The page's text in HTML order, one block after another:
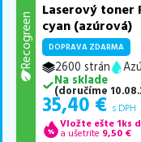
Recogreen
Laserový toner
cyan (azúrová)
DOPRAVA ZDARMA
2600 strán
Na sklade
(doručíme
35,40 € s DPH
Vložte ešte 1ks
a ušetríte 9,50 €